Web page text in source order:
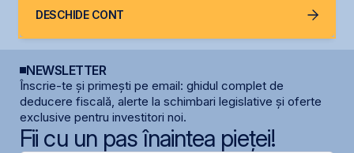
DESCHIDE CONT
NEWSLETTER
Înscrie-te și primești pe email: ghidul complet de
deducere fiscală, alerte la schimbari legislative și oferte
exclusive pentru investitori noi.
Fii cu un pas înaintea pieței!